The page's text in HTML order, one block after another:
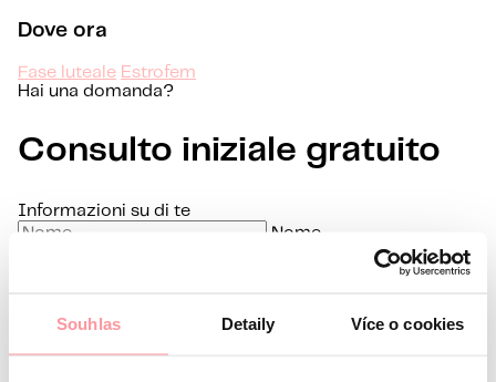
Souhlas Detaily Více o cookies
Dove ora
Fase luteale Estrofem
Hai una domanda?
Consulto iniziale gratuito
Informazioni su di te
Nome
Lingua preferita